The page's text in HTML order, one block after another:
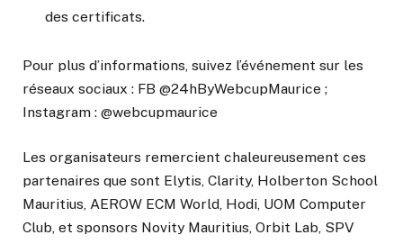
des certificats.
Pour plus d’informations, suivez l’événement sur les
réseaux sociaux : FB @24hByWebcupMaurice ;
Instagram : @webcupmaurice
Les organisateurs remercient chaleureusement ces
partenaires que sont Elytis, Clarity, Holberton School
Mauritius, AEROW ECM World, Hodi, UOM Computer
Club, et sponsors Novity Mauritius, Orbit Lab, SPV